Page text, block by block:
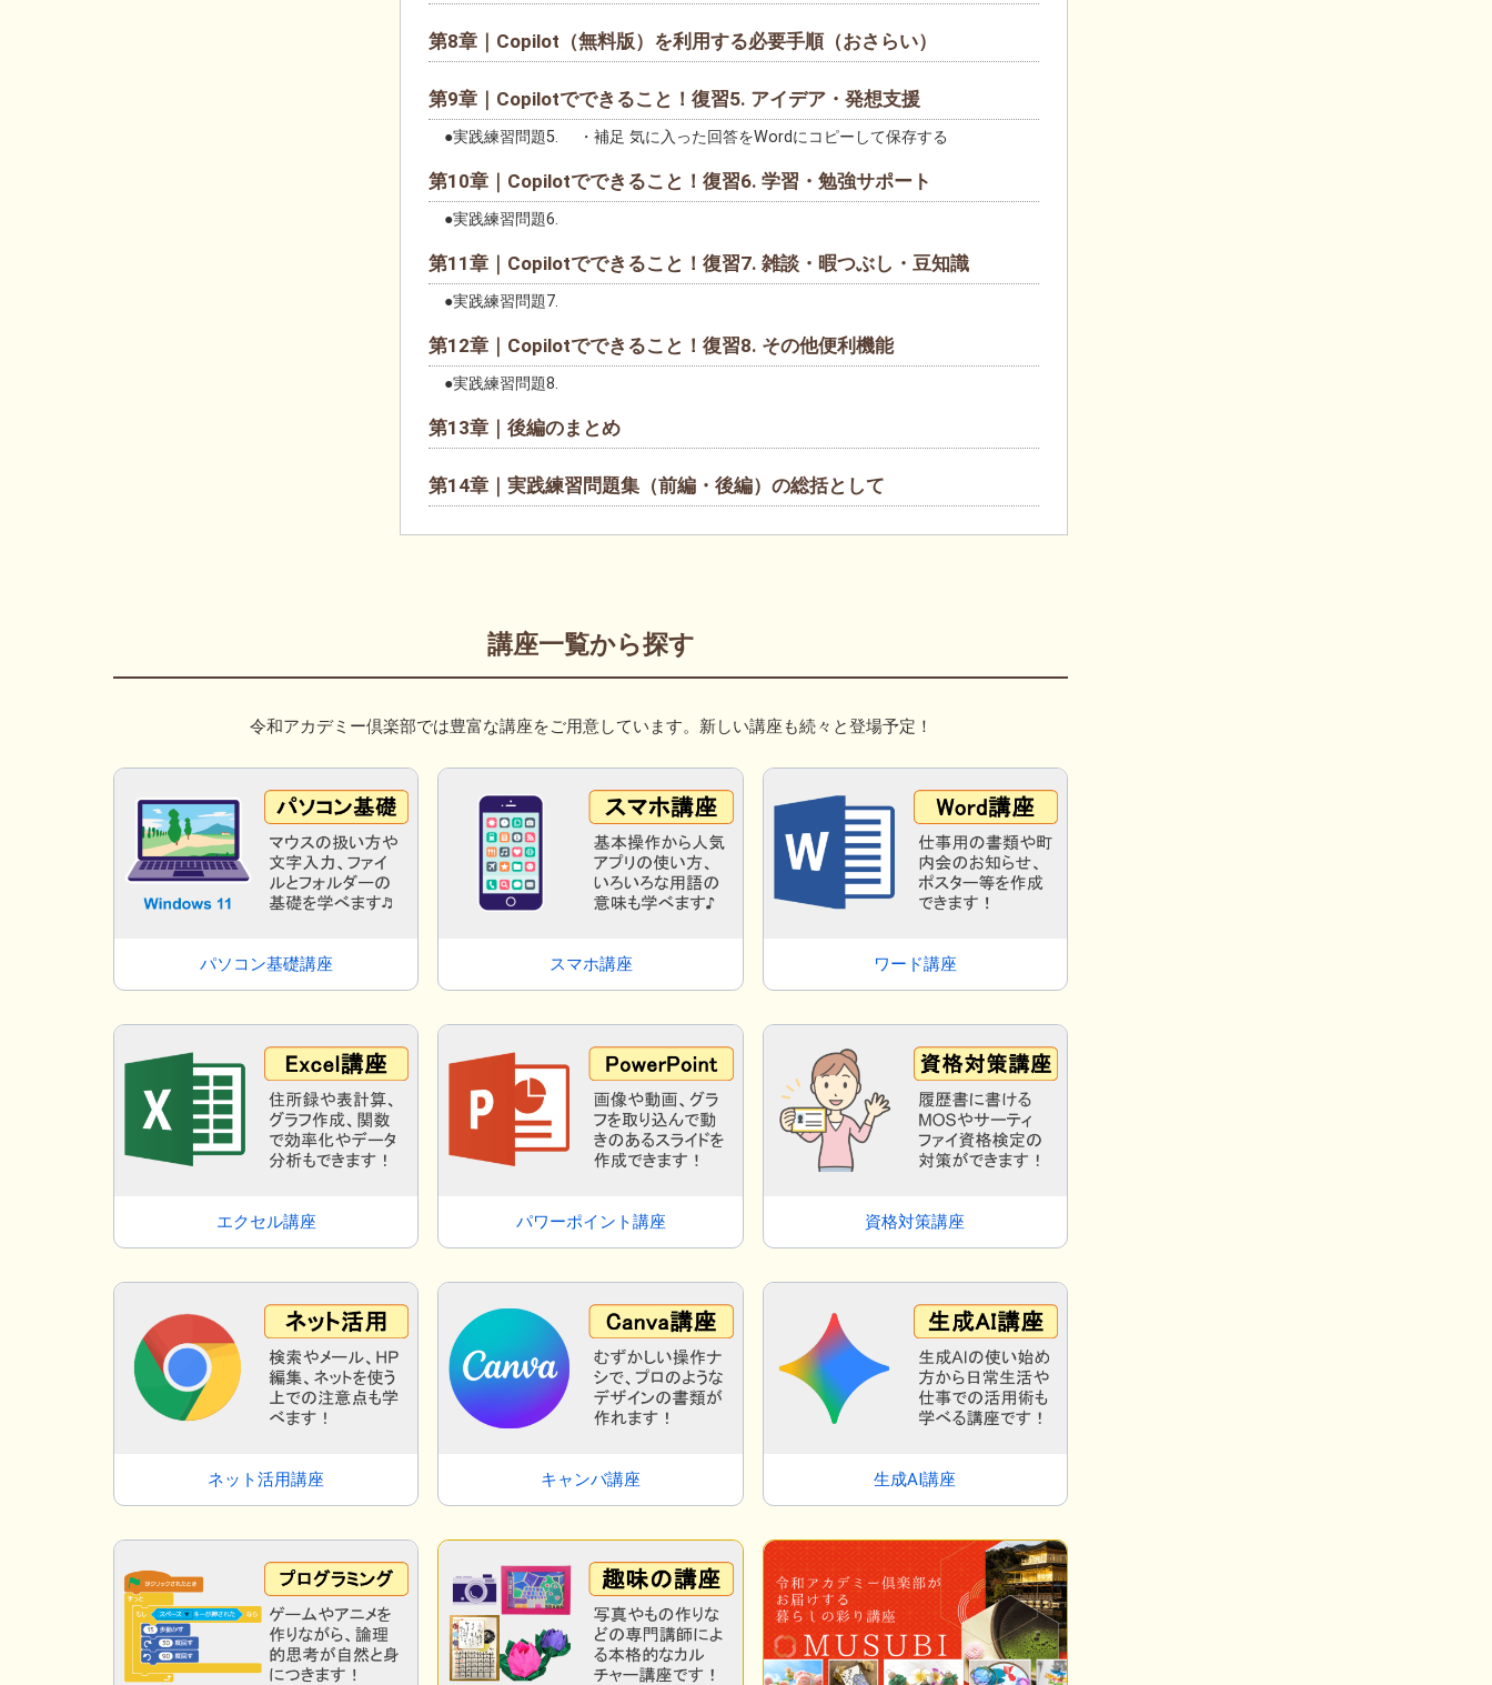
第8章｜Copilot（無料版）を利用する必要手順（おさらい）
第9章｜Copilotでできること！復習5. アイデア・発想支援
●実践練習問題5. ・補足 気に入った回答をWordにコピーして保存する
第10章｜Copilotでできること！復習6. 学習・勉強サポート
●実践練習問題6.
第11章｜Copilotでできること！復習7. 雑談・暇つぶし・豆知識
●実践練習問題7.
第12章｜Copilotでできること！復習8. その他便利機能
●実践練習問題8.
第13章｜後編のまとめ
第14章｜実践練習問題集（前編・後編）の総括として
講座一覧から探す
令和アカデミー倶楽部では豊富な講座をご用意しています。新しい講座も続々と登場予定！
パソコン基礎講座 スマホ講座 ワード講座
エクセル講座 パワーポイント講座 資格対策講座
ネット活用講座 キャンバ講座 生成AI講座